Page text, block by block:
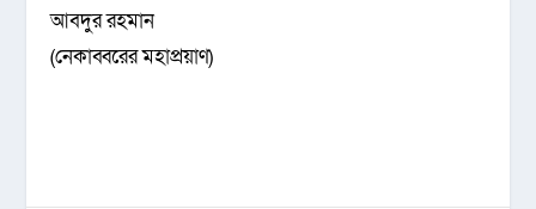
আবদুর রহমান
(নেকাব্বরের মহাপ্রয়াণ)